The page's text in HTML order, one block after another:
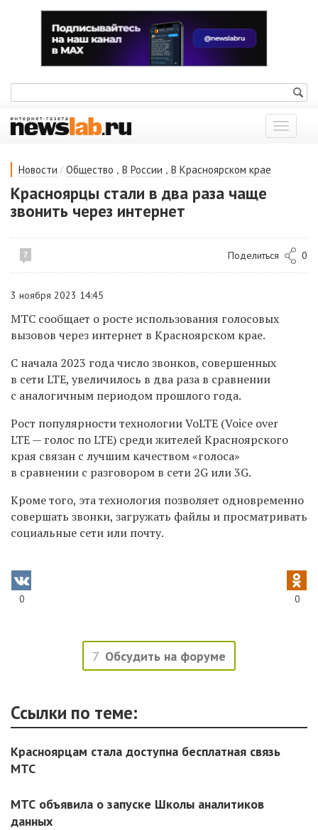
Показать
меню
Новости / Общество , В России , В Красноярском крае
Красноярцы стали в два раза чаще
звонить через интернет
7 Поделиться 0
3 ноября 2023 14:45
МТС сообщает о росте использования голосовых
вызовов через интернет в Красноярском крае.
С начала 2023 года число звонков, совершенных
в сети LTE, увеличилось в два раза в сравнении
с аналогичным периодом прошлого года.
Рост популярности технологии VoLTE (Voice over
LTE — голос по LTE) среди жителей Красноярского
края связан с лучшим качеством «голоса»
в сравнении с разговором в сети 2G или 3G.
Кроме того, эта технология позволяет одновременно
совершать звонки, загружать файлы и просматривать
социальные сети или почту.
0 0
7 Обсудить на форуме
Ссылки по теме:
Красноярцам стала доступна бесплатная связь
МТС
МТС объявила о запуске Школы аналитиков
данных